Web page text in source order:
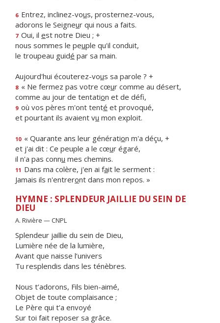
6 Entrez, inclinez-vous, prosternez-vous,
adorons le Seigneur qui nous a faits.
7 Oui, il est notre Dieu ; +
nous sommes le peuple qu'il conduit,
le troupeau guidé par sa main.
Aujourd'hui écouterez-vous sa parole ? +
8 « Ne fermez pas votre cœur comme au désert,
comme au jour de tentation et de défi,
9 où vos pères m'ont tenté et provoqué,
et pourtant ils avaient vu mon exploit.
10 « Quarante ans leur génération m'a déçu, +
et j'ai dit : Ce peuple a le cœur égaré,
il n'a pas connu mes chemins.
11 Dans ma colère, j'en ai fait le serment :
Jamais ils n'entreront dans mon repos. »
HYMNE : SPLENDEUR JAILLIE DU SEIN DE
DIEU
A. Rivière — CNPL
Splendeur jaillie du sein de Dieu,
Lumière née de la lumière,
Avant que naisse l’univers
Tu resplendis dans les ténèbres.
Nous t’adorons, Fils bien-aimé,
Objet de toute complaisance ;
Le Père qui t’a envoyé
Sur toi fait reposer sa grâce.